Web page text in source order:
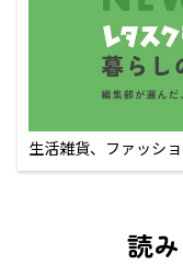
生活雑貨、ファッシ
えるECサイト
読